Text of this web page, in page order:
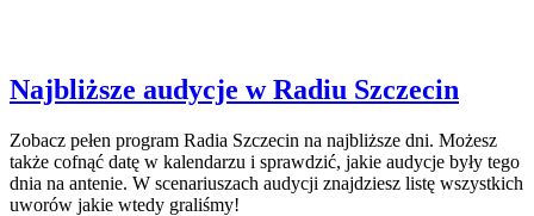
Najbliższe audycje w Radiu Szczecin
Zobacz pełen program Radia Szczecin na najbliższe dni. Możesz
także cofnąć datę w kalendarzu i sprawdzić, jakie audycje były tego
dnia na antenie. W scenariuszach audycji znajdziesz listę wszystkich
uworów jakie wtedy graliśmy!